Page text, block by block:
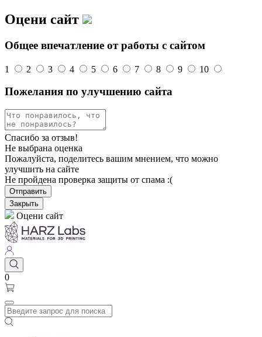
Оцени сайт
Общее впечатление от работы с сайтом
1 2 3 4 5 6 7 8 9 10
Пожелания по улучшению сайта
Спасибо за отзыв!
Не выбрана оценка
Пожалуйста, поделитесь вашим мнением, что можно
улучшить на сайте
Не пройдена проверка защиты от спама :(
Отправить
Закрыть
Оцени сайт
0